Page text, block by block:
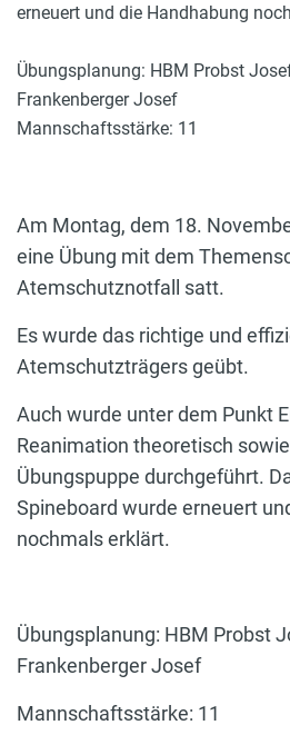
erneuert und die Handhabung
Übungsplanung: HBM Probst
Frankenberger Josef
Mannschaftsstärke: 11
Am Montag, dem 18.
eine Übung mit dem
Atemschutznotfall satt.
Es wurde das richtige und
Atemschutzträgers geübt.
Auch wurde unter dem Punkt
Reanimation theoretisch
Übungspuppe durchgeführt.
Spineboard wurde erneuert
nochmals erklärt.
Übungsplanung: HBM Probst
Frankenberger Josef
Mannschaftsstärke: 11